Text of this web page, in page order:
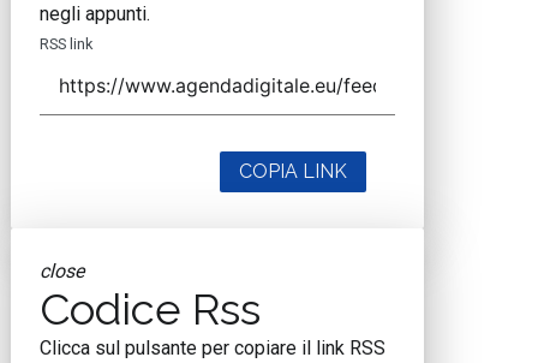
negli appunti.
RSS link
COPIA LINK
close
Codice Rss
Clicca sul pulsante per copiare il link RSS